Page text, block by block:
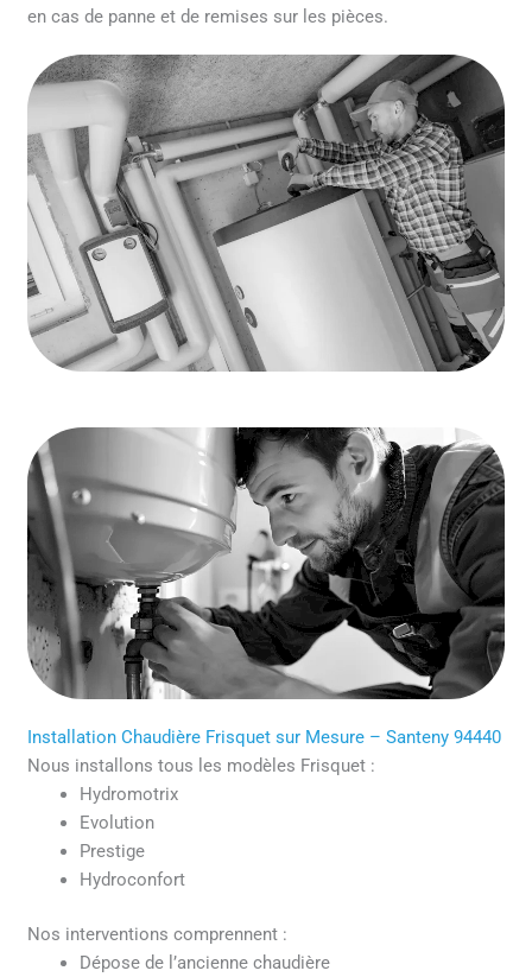
en cas de panne et de remises sur les pièces.
Installation Chaudière Frisquet sur Mesure – Santeny 94440
Nous installons tous les modèles Frisquet :
Hydromotrix
Evolution
Prestige
Hydroconfort
Nos interventions comprennent :
Dépose de l’ancienne chaudière